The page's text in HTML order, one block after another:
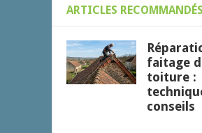
ARTICLES RECOMMANDÉS
faitage
toiture :
conseils